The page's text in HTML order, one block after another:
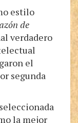
estilo
de
verdadero
el
segunda
la mejor